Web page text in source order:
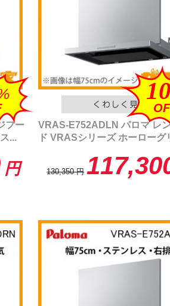
フー
...
円
10
VRAS-E752ADLN パロマ レ
ド VRASシリーズ ホーローグ
130,350 円